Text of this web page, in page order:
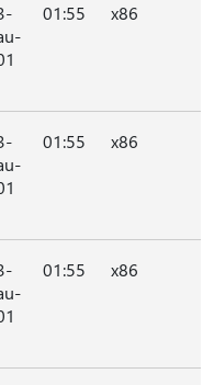
01:55 x86
01:55 x86
01:55 x86